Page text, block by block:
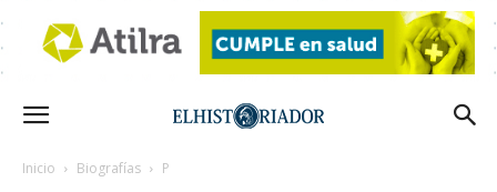
Inicio Biografías P